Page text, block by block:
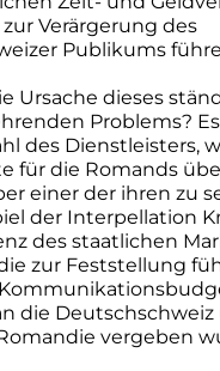
Verärgerung des
Publikums
Ursache dieses
Problems?
des Dienstleisters,
für die Romands
einer der ihren zu
der Interpellation
des staatlichen
zur Feststellung
die Deutschschweiz
vergeben